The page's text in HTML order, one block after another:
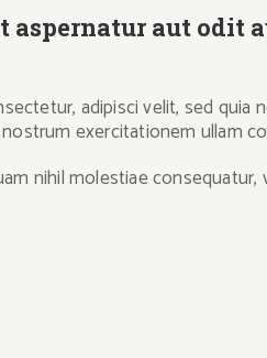
aut odit
adipisci velit, sed
exercitationem ullam
nihil molestiae